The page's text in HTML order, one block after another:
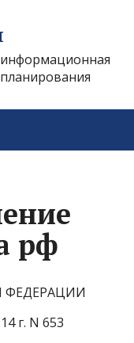
информационная
рф
ФЕДЕРАЦИИ
г. N 653